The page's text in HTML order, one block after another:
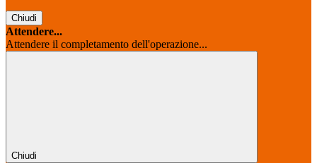
Chiudi
Attendere...
Attendere il completamento dell'operazione...
Chiudi